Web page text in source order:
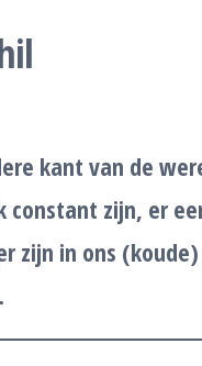
kant van de
zijn, er
zijn in ons